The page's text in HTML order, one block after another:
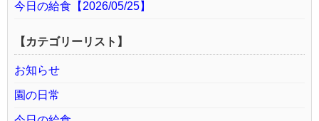
今日の給食【2026/05/25】
【カテゴリーリスト】
お知らせ
園の日常